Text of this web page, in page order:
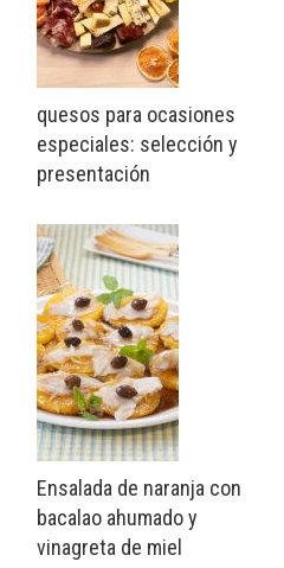
quesos para ocasiones
especiales: selección y
presentación
Ensalada de naranja con
bacalao ahumado y
vinagreta de miel